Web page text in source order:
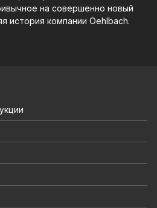
на совершенно новый
история компании Oehlbach.